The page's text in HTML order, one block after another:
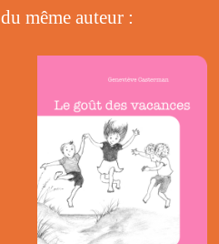
du même auteur :